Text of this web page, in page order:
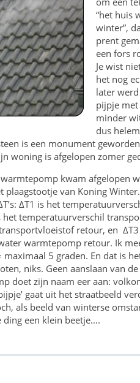
INVALSHOEK
“het huis
winter”,
prent
een fors
Je wist
het nog
later
pijpje
minder
dus
is een monument
woning is afgelopen zomer
warmtepomp kwam afgelopen
plaagstootje van Koning
ΔT1 is het
het temperatuurverschil
retour, en
warmtepomp retour. Ik
maximaal 5 graden. En dat is
niks. Geen aanslaan van
doet zijn naam eer aan:
gaat uit het straatbeeld
als beeld van winterse
een klein beetje….